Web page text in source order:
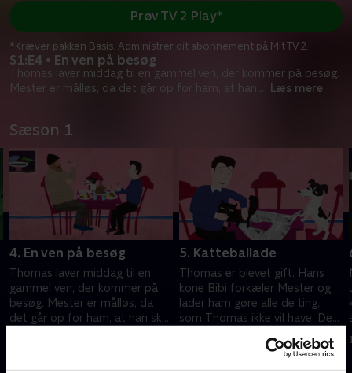
S1:E4 • En ven på besøg
Thomas laver middag til en gammel ven, der kommer på besøg.
Mester er målløs, da det går op for ham, at han
Læs mere
Prøv TV 2 Play*
*Kræver pakken Basis. Administrer dit abonnement på Mit TV 2.
Sæson 1
4. En ven på besøg
Thomas laver middag til en
gammel ven, der kommer på
besøg. Mester er målløs, da
det går op for ham, at han skal
5. Katteballade
Thomas er blevet gift. Hans
kone Bibi forkæler Mester og
lader ham gøre alle de ting,
som Thomas ikke vil have. Det